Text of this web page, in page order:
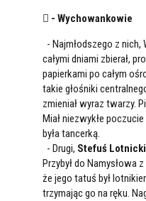
 - Wychowankowie
- Najmłodszego z nich,
całymi dniami zbierał,
papierkami po całym
takie głośniki
zmieniał wyraz twarzy.
Miał niezwykłe
była tancerką.
- Drugi, Stefuś Lotnicki
Przybył do Namysłowa
że jego tatuś był
trzymając go na ręku.